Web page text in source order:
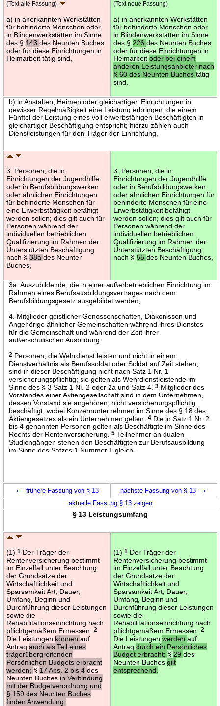
(Text alte Fassung)
a) in anerkannten Werkstätten
für behinderte Menschen oder
in Blindenwerkstätten im Sinne
des § 143 des Neunten Buches
oder für diese Einrichtungen in
Heimarbeit tätig sind,
(Text neue Fassung)
a) in anerkannten Werkstätten
für behinderte Menschen oder
in Blindenwerkstätten im Sinne
des § 226 des Neunten Buches
oder für diese Einrichtungen in
Heimarbeit oder bei einem
anderen Leistungsanbieter nach
§ 60 des Neunten Buches tätig
sind,
b) in Anstalten, Heimen oder gleichartigen Einrichtungen in
gewisser Regelmäßigkeit eine Leistung erbringen, die einem
Fünftel der Leistung eines voll erwerbsfähigen Beschäftigten in
gleichartiger Beschäftigung entspricht; hierzu zählen auch
Dienstleistungen für den Träger der Einrichtung,
3. Personen, die in
Einrichtungen der Jugendhilfe
oder in Berufsbildungswerken
oder ähnlichen Einrichtungen
für behinderte Menschen für
eine Erwerbstätigkeit befähigt
werden sollen; dies gilt auch für
Personen während der
individuellen betrieblichen
Qualifizierung im Rahmen der
Unterstützten Beschäftigung
nach § 38a des Neunten
Buches,
3. Personen, die in
Einrichtungen der Jugendhilfe
oder in Berufsbildungswerken
oder ähnlichen Einrichtungen für
behinderte Menschen für eine
Erwerbstätigkeit befähigt
werden sollen; dies gilt auch für
Personen während der
individuellen betrieblichen
Qualifizierung im Rahmen der
Unterstützten Beschäftigung
nach § 55 des Neunten Buches,
3a. Auszubildende, die in einer außerbetrieblichen Einrichtung im
Rahmen eines Berufsausbildungsvertrages nach dem
Berufsbildungsgesetz ausgebildet werden,
4. Mitglieder geistlicher Genossenschaften, Diakonissen und
Angehörige ähnlicher Gemeinschaften während ihres Dienstes
für die Gemeinschaft und während der Zeit ihrer
außerschulischen Ausbildung.
2Personen, die Wehrdienst leisten und nicht in einem
Dienstverhältnis als Berufssoldat oder Soldat auf Zeit stehen,
sind in dieser Beschäftigung nicht nach Satz 1 Nr. 1
versicherungspflichtig; sie gelten als Wehrdienstleistende im
Sinne des § 3 Satz 1 Nr. 2 oder 2a und Satz 4.
3Mitglieder des
Vorstandes einer Aktiengesellschaft sind in dem Unternehmen,
dessen Vorstand sie angehören, nicht versicherungspflichtig
beschäftigt, wobei Konzernunternehmen im Sinne des § 18 des
Aktiengesetzes als ein Unternehmen gelten.
4Die in Satz 1 Nr. 2
bis 4 genannten Personen gelten als Beschäftigte im Sinne des
Rechts der Rentenversicherung.
5Teilnehmer an dualen
Studiengängen stehen den Beschäftigten zur Berufsausbildung
im Sinne des Satzes 1 Nummer 1 gleich.
← frühere Fassung von § 13 nächste Fassung von § 13 →
aktuelle Fassung § 13 zeigen
§ 13 Leistungsumfang
(1) 1Der Träger der
Rentenversicherung bestimmt
im Einzelfall unter Beachtung
der Grundsätze der
Wirtschaftlichkeit und
Sparsamkeit Art, Dauer,
Umfang, Beginn und
Durchführung dieser Leistungen
sowie die
Rehabilitationseinrichtung nach
pflichtgemäßem Ermessen.
2
Die Leistungen können auf
Antrag auch als Teil eines
trägerübergreifenden
Persönlichen Budgets erbracht
werden; § 17 Abs. 2 bis 4 des
Neunten Buches in Verbindung
mit der Budgetverordnung und
§ 159 des Neunten Buches
finden Anwendung.
(1) 1Der Träger der
Rentenversicherung bestimmt
im Einzelfall unter Beachtung
der Grundsätze der
Wirtschaftlichkeit und
Sparsamkeit Art, Dauer,
Umfang, Beginn und
Durchführung dieser Leistungen
sowie die
Rehabilitationseinrichtung nach
pflichtgemäßem Ermessen.
2
Die Leistungen werden auf
Antrag durch ein Persönliches
Budget erbracht; § 29 des
Neunten Buches gilt
entsprechend.